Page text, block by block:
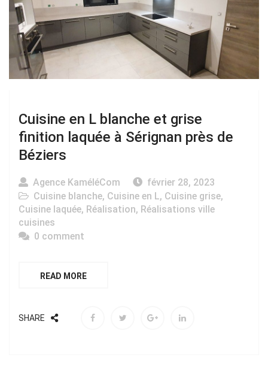
Cuisine en L blanche et grise
finition laquée à Sérignan près de
Béziers
Agence KaméléCom
février 28, 2023
Cuisine blanche, Cuisine en L, Cuisine grise,
Cuisine laquée, Réalisation, Réalisations ville
cuisines
0 comment
READ MORE
SHARE